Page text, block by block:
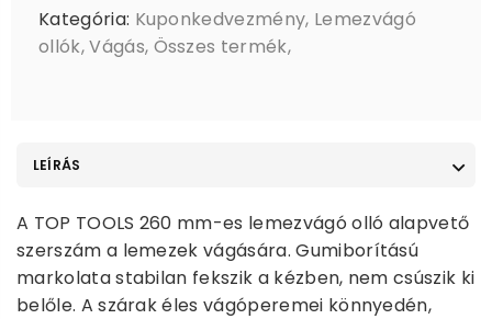
Kategória: Kuponkedvezmény, Lemezvágó
ollók,Vágás, Összes termék,
LEÍRÁS
A TOP TOOLS 260 mm-es lemezvágó olló alapvető
szerszám a lemezek vágására. Gumiborítású
markolata stabilan fekszik a kézben, nem csúszik ki
belőle. A szárak éles vágóperemei könnyedén,